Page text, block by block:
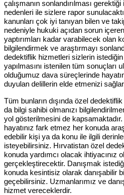
çalışmanın sonlandırılması gerektiği
nedenleri ile sizlere rapor
kanunları çok iyi tanıyan bilen ve
nedeniyle hukuki açıdan sorun
yaptırımları kadar varabilecek olan
bilgilendirmek ve araştırmayı
dedektiflik hizmetleri sizlerin
yapılmasını istenilen tüm sonuçları
olduğumuz dava süreçlerinde
duyulan delillerin elde etmenizi
Tüm bunların dışında özel
da bilgi sahibi olmanızı
yol gösterilmesini de
hayatınız fark etmez her konuda
edebilir kişi ya da konu ile ilgili
isteyebilirsiniz. Hırvatistan özel
konuda yardımcı olacak ihtiyacınız
gerçekleştirecektir. Danışmak
konuda kesintisiz olarak danışabilir
geçebilirsiniz. Uzmanlarımız ve
hizmet vereceklerdir.